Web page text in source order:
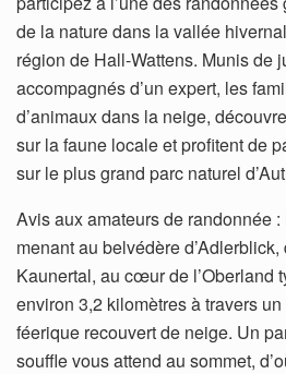
de la nature dans la vallée
région de Hall-Wattens. Munis de
accompagnés d’un expert, les
d’animaux dans la neige,
sur la faune locale et profitent de
sur le plus grand parc naturel
Avis aux amateurs de randonnée
menant au belvédère
Kaunertal, au cœur de l’Oberland
environ 3,2 kilomètres à travers
féerique recouvert de neige. Un
souffle vous attend au sommet,